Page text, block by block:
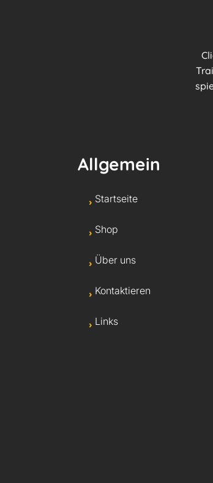
Allgemein
Startseite
Shop
Über uns
Kontaktieren
Links